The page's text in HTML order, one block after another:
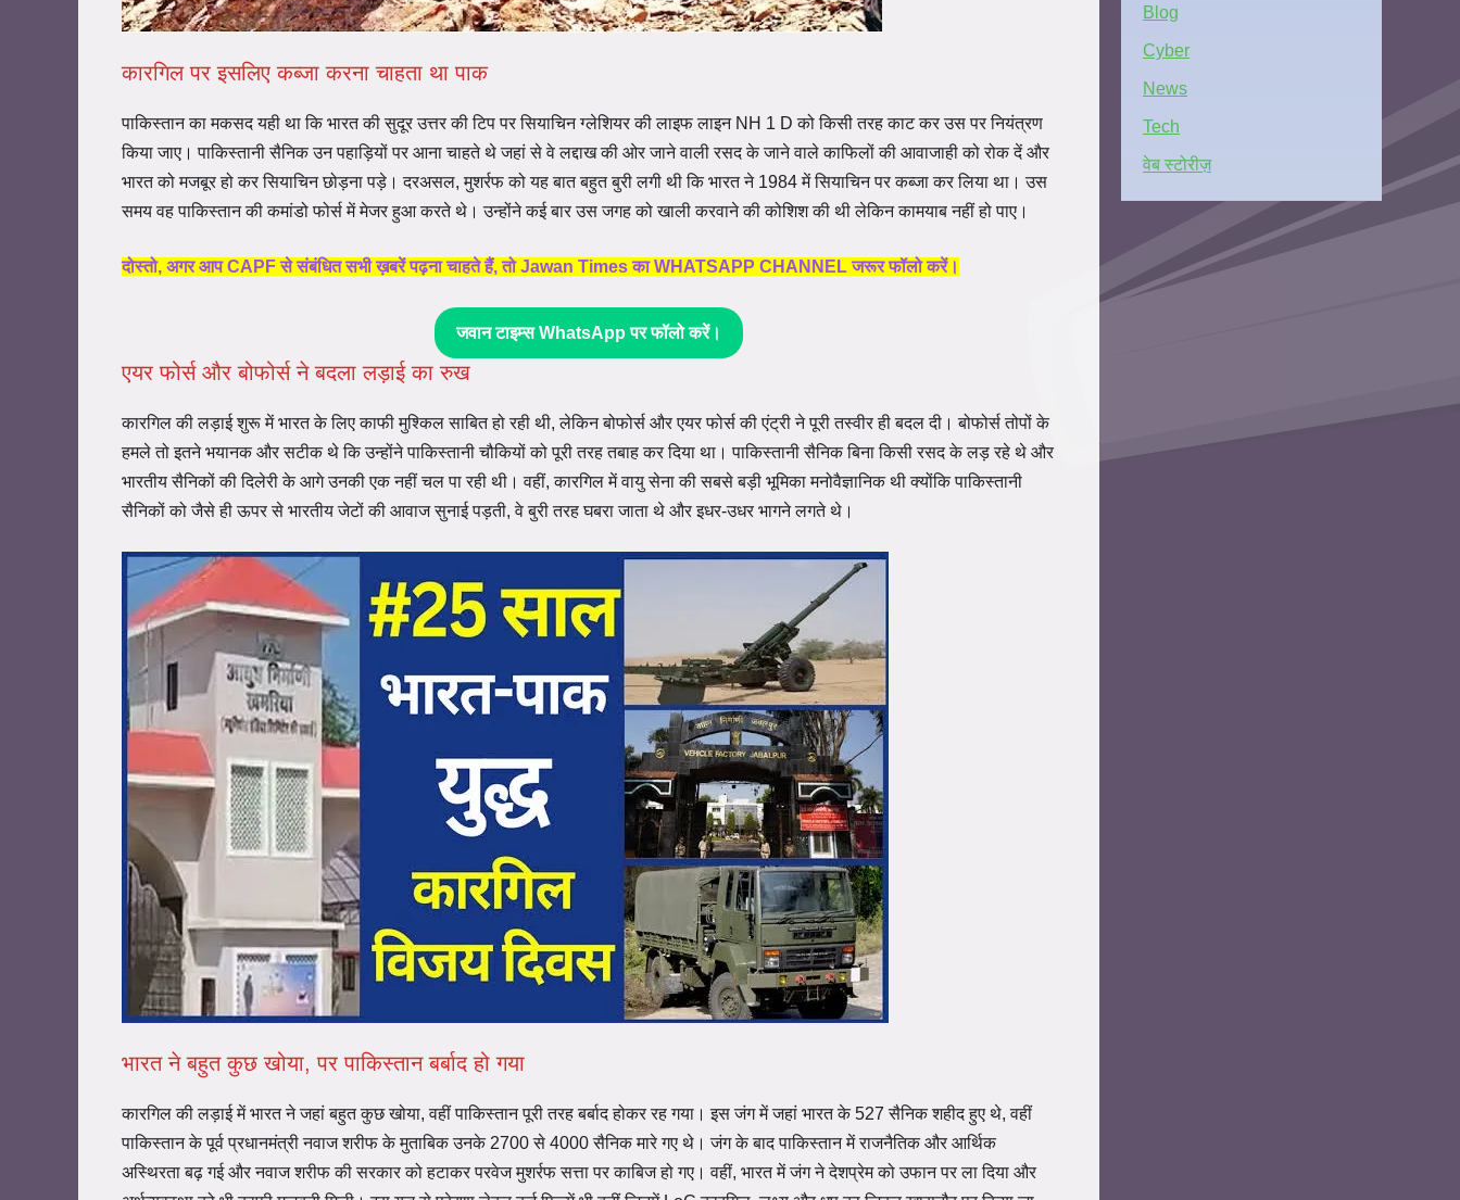
कारगिल पर इसलिए कब्जा करना चाहता था पाक
पाकिस्तान का मकसद यही था कि भारत की सुदूर उत्तर की टिप पर सियाचिन ग्लेशियर की लाइफ लाइन NH 1 D को किसी तरह काट कर उस पर नियंत्रण
किया जाए। पाकिस्तानी सैनिक उन पहाड़ियों पर आना चाहते थे जहां से वे लद्दाख की ओर जाने वाली रसद के जाने वाले काफिलों की आवाजाही को रोक दें और
भारत को मजबूर हो कर सियाचिन छोड़ना पड़े। दरअसल, मुशर्रफ को यह बात बहुत बुरी लगी थी कि भारत ने 1984 में सियाचिन पर कब्जा कर लिया था। उस
समय वह पाकिस्तान की कमांडो फोर्स में मेजर हुआ करते थे। उन्होंने कई बार उस जगह को खाली करवाने की कोशिश की थी लेकिन कामयाब नहीं हो पाए।
दोस्तो, अगर आप CAPF से संबंधित सभी ख़बरें पढ़ना चाहते हैं, तो Jawan Times का WHATSAPP CHANNEL जरूर फॉलो करें।
जवान टाइम्स WhatsApp पर फॉलो करें।
एयर फोर्स और बोफोर्स ने बदला लड़ाई का रुख
कारगिल की लड़ाई शुरू में भारत के लिए काफी मुश्किल साबित हो रही थी, लेकिन बोफोर्स और एयर फोर्स की एंट्री ने पूरी तस्वीर ही बदल दी। बोफोर्स तोपों के
हमले तो इतने भयानक और सटीक थे कि उन्होंने पाकिस्तानी चौकियों को पूरी तरह तबाह कर दिया था। पाकिस्तानी सैनिक बिना किसी रसद के लड़ रहे थे और
भारतीय सैनिकों की दिलेरी के आगे उनकी एक नहीं चल पा रही थी। वहीं, कारगिल में वायु सेना की सबसे बड़ी भूमिका मनोवैज्ञानिक थी क्योंकि पाकिस्तानी
सैनिकों को जैसे ही ऊपर से भारतीय जेटों की आवाज सुनाई पड़ती, वे बुरी तरह घबरा जाता थे और इधर-उधर भागने लगते थे।
भारत ने बहुत कुछ खोया, पर पाकिस्तान बर्बाद हो गया
कारगिल की लड़ाई में भारत ने जहां बहुत कुछ खोया, वहीं पाकिस्तान पूरी तरह बर्बाद होकर रह गया। इस जंग में जहां भारत के 527 सैनिक शहीद हुए थे, वहीं
पाकिस्तान के पूर्व प्रधानमंत्री नवाज शरीफ के मुताबिक उनके 2700 से 4000 सैनिक मारे गए थे। जंग के बाद पाकिस्तान में राजनैतिक और आर्थिक
अस्थिरता बढ़ गई और नवाज शरीफ की सरकार को हटाकर परवेज मुशर्रफ सत्ता पर काबिज हो गए। वहीं, भारत में जंग ने देशप्रेम को उफान पर ला दिया और
Blog
Cyber
News
Tech
वेब स्टोरीज़